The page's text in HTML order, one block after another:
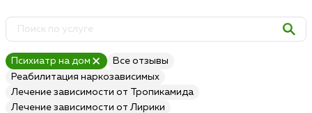
Психиатр на дом
Все отзывы
Реабилитация наркозависимых
Лечение зависимости от Тропикамида
Лечение зависимости от Лирики